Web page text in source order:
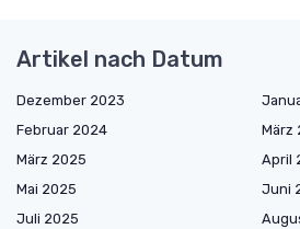
Artikel nach Datum
Dezember 2023
Februar 2024
März
März 2025
April
Mai 2025
Juni
Juli 2025